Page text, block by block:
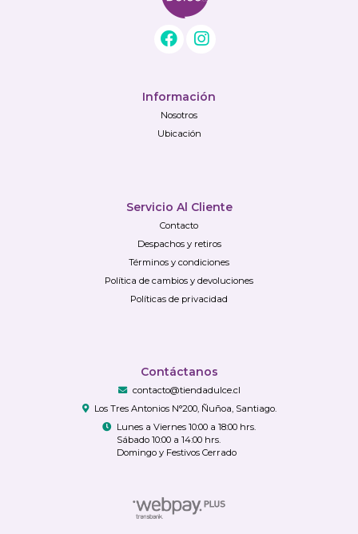
Información
Nosotros
Ubicación
Servicio Al Cliente
Contacto
Despachos y retiros
Términos y condiciones
Política de cambios y devoluciones
Políticas de privacidad
Contáctanos
contacto@tiendadulce.cl
Los Tres Antonios N°200, Ñuñoa, Santiago.
Lunes a Viernes 10:00 a 18:00 hrs.
Sábado 10:00 a 14:00 hrs.
Domingo y Festivos Cerrado